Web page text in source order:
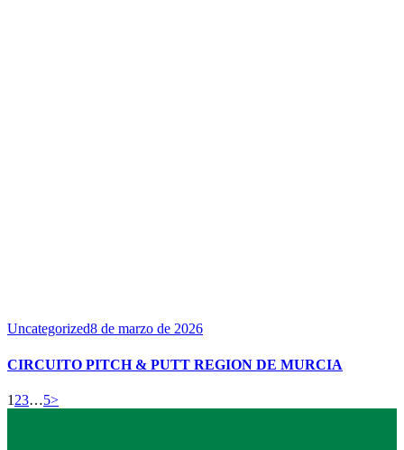
Uncategorized8 de marzo de 2026
CIRCUITO PITCH & PUTT REGION DE MURCIA
1 23…5>